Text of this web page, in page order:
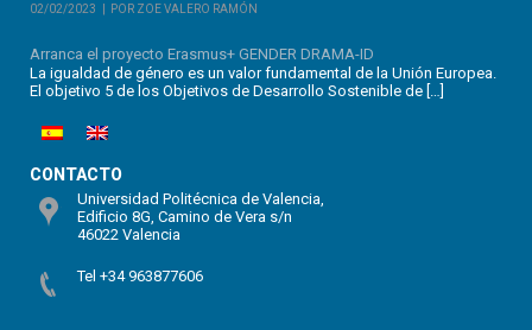
02/02/2023 POR ZOE VALERO RAMÓN
Arranca el proyecto Erasmus+ GENDER DRAMA-ID
La igualdad de género es un valor fundamental de la Unión Europea.
El objetivo 5 de los Objetivos de Desarrollo Sostenible de […]
CONTACTO
Universidad Politécnica de Valencia,
Edificio 8G, Camino de Vera s/n
46022 Valencia
Tel +34 963877606